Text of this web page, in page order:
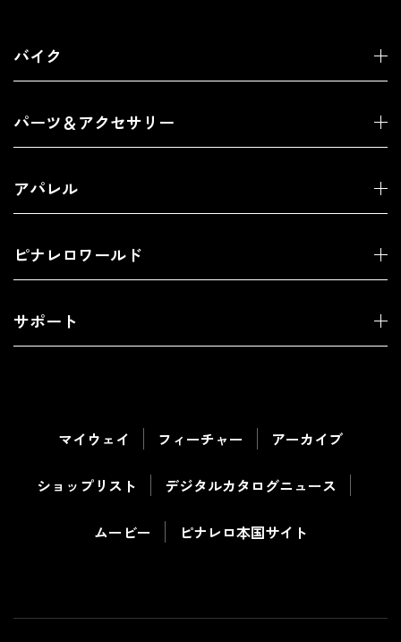
バイク
パーツ＆アクセサリー
アパレル
ピナレロワールド
サポート
マイウェイ フィーチャー アーカイブ
ショップリスト デジタルカタログニュース
ムービー ピナレロ本国サイト